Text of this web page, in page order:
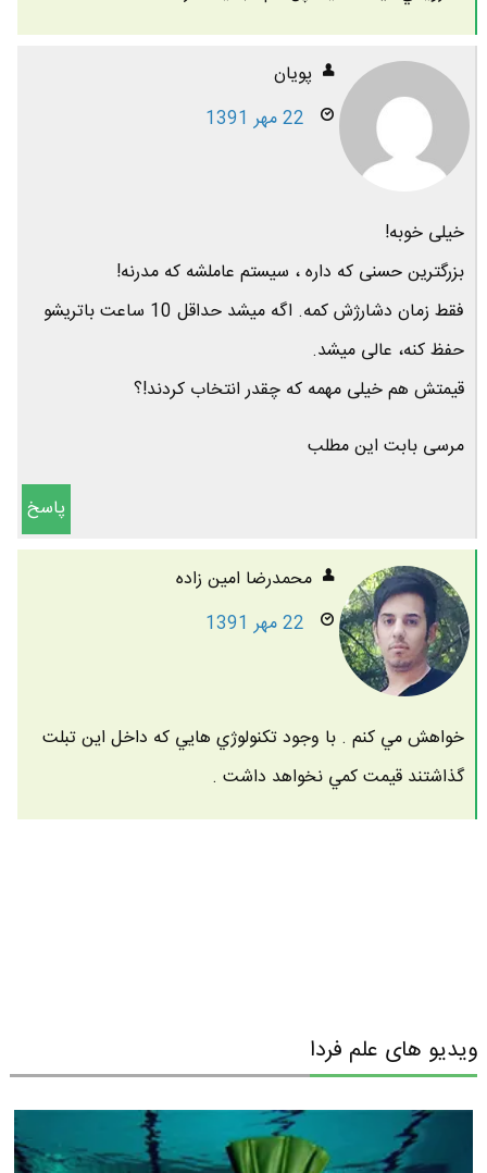
پویان
22 مهر 1391
خیلی خوبه!
بزرگترین حسنی که داره ، سیستم عاملشه که مدرنه!
فقط زمان دشارژش کمه. اگه میشد حداقل 10 ساعت باتریشو
حفظ کنه، عالی میشد.
قیمتش هم خیلی مهمه که چقدر انتخاب کردند!؟
مرسی بابت این مطلب
پاسخ
محمدرضا امين زاده
22 مهر 1391
خواهش مي كنم . با وجود تكنولوژي هايي كه داخل اين تبلت
گذاشتند قيمت كمي نخواهد داشت .
ویدیو های علم فردا